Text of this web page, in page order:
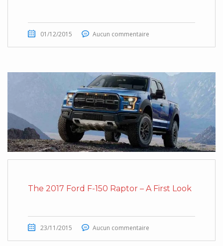
01/12/2015 Aucun commentaire
The 2017 Ford F-150 Raptor – A First Look
23/11/2015 Aucun commentaire